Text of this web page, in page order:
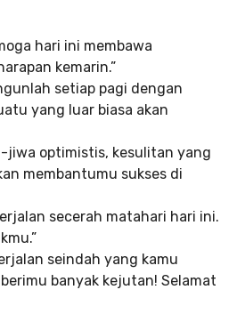
hari ini membawa
kemarin.”
setiap pagi dengan
yang luar biasa akan
jiwa optimistis, kesulitan yang
membantumu sukses di
secerah matahari hari ini.
seindah yang kamu
banyak kejutan! Selamat